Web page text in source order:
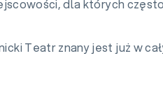
dla których
Teatr znany jest już w